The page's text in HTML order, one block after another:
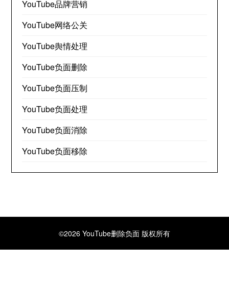
YouTube品牌营销
YouTube网络公关
YouTube舆情处理
YouTube负面删除
YouTube负面压制
YouTube负面处理
YouTube负面消除
YouTube负面移除
©2026 YouTube删除负面 版权所有